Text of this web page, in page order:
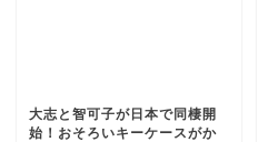
大志と智可子が日本で同棲開
始！おそろいキーケースがか